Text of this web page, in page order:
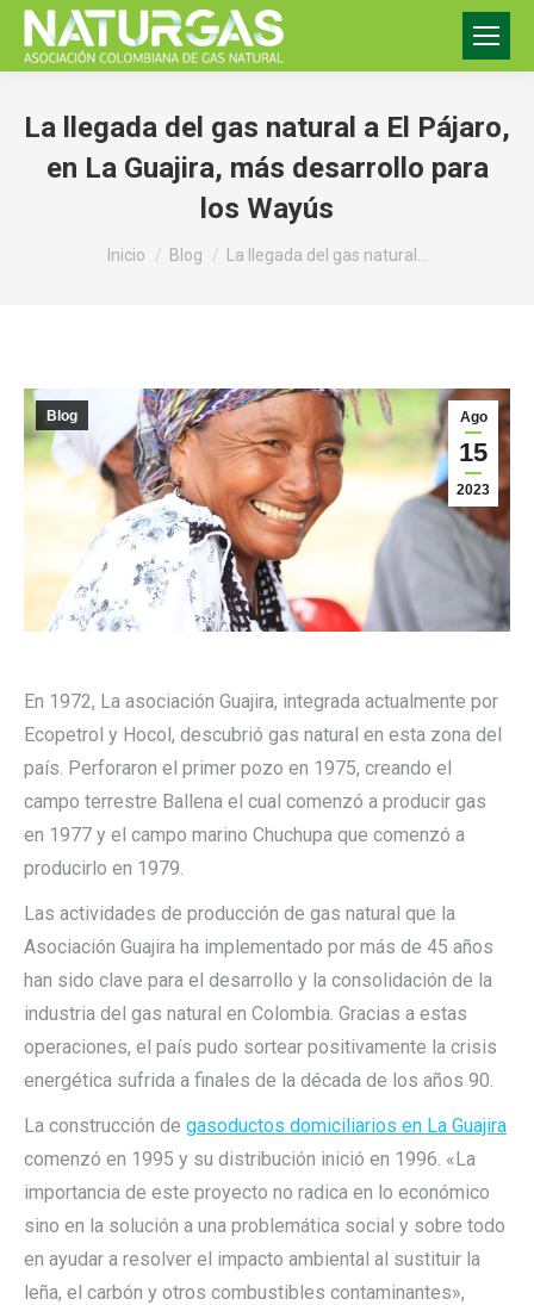
La llegada del gas natural a El Pájaro,
en La Guajira, más desarrollo para
los Wayús
Estás aquí:
Inicio Blog La llegada del gas natural…
Ago
15
2023
Blog
En 1972, La asociación Guajira, integrada actualmente por
Ecopetrol y Hocol, descubrió gas natural en esta zona del
país. Perforaron el primer pozo en 1975, creando el
campo terrestre Ballena el cual comenzó a producir gas
en 1977 y el campo marino Chuchupa que comenzó a
producirlo en 1979.
Las actividades de producción de gas natural que la
Asociación Guajira ha implementado por más de 45 años
han sido clave para el desarrollo y la consolidación de la
industria del gas natural en Colombia. Gracias a estas
operaciones, el país pudo sortear positivamente la crisis
energética sufrida a finales de la década de los años 90.
La construcción de gasoductos domiciliarios en La Guajira
comenzó en 1995 y su distribución inició en 1996. «La
importancia de este proyecto no radica en lo económico
sino en la solución a una problemática social y sobre todo
en ayudar a resolver el impacto ambiental al sustituir la
leña, el carbón y otros combustibles contaminantes»,